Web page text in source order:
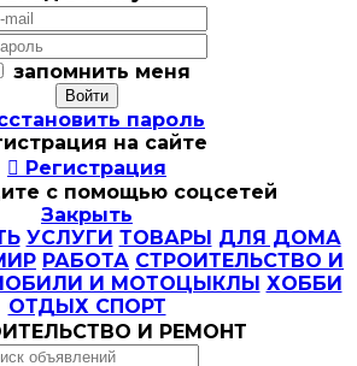
запомнить меня
пароль
на сайте
 Регистрация
с помощью соцсетей
Закрыть
УСЛУГИ ТОВАРЫ ДЛЯ ДОМА
РАБОТА СТРОИТЕЛЬСТВО И
И МОТОЦЫКЛЫ ХОББИ
ОТДЫХ СПОРТ
И РЕМОНТ